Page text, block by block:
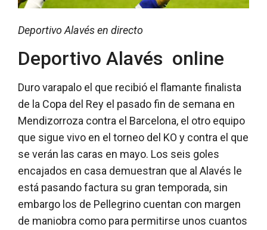
Deportivo Alavés en directo
Deportivo Alavés online
Duro varapalo el que recibió el flamante finalista
de la Copa del Rey el pasado fin de semana en
Mendizorroza contra el Barcelona, el otro equipo
que sigue vivo en el torneo del KO y contra el que
se verán las caras en mayo. Los seis goles
encajados en casa demuestran que al Alavés le
está pasando factura su gran temporada, sin
embargo los de Pellegrino cuentan con margen
de maniobra como para permitirse unos cuantos